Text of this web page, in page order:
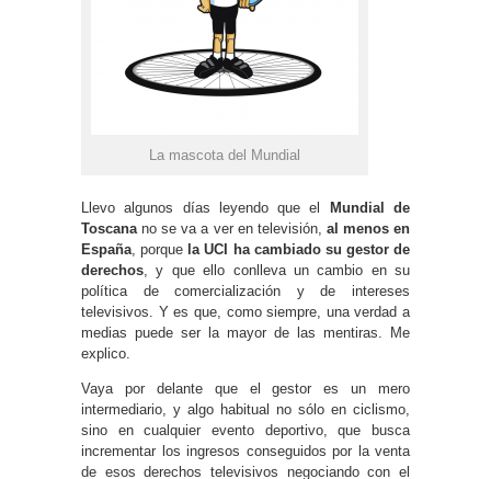
La mascota del Mundial
Llevo algunos días leyendo que el
Mundial de
Toscanano se va a ver en televisión, al menos en
España, porque la UCI ha cambiado su gestor de
derechos, y que ello conlleva un cambio en su
política de comercialización y de intereses
televisivos. Y es que, como siempre, una verdad a
medias puede ser la mayor de las mentiras. Me
explico.
Vaya por delante que el gestor es un mero
intermediario, y algo habitual no sólo en ciclismo,
sino en cualquier evento deportivo, que busca
incrementar los ingresos conseguidos por la venta
de esos derechos televisivos negociando con el